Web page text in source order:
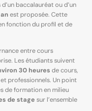
baccalauréat ou d’un
est proposée. Cette
fonction du profil et de
entre cours
Les étudiants suivent
30 heures de cours,
professionnels. Un point
de formation en milieu
de stage sur l’ensemble